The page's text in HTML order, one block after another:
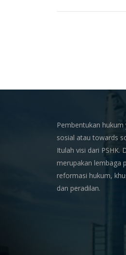
Pembentukan
sosial atau towards
Itulah visi dari PSHK.
merupakan lembaga
reformasi hukum,
dan peradilan.